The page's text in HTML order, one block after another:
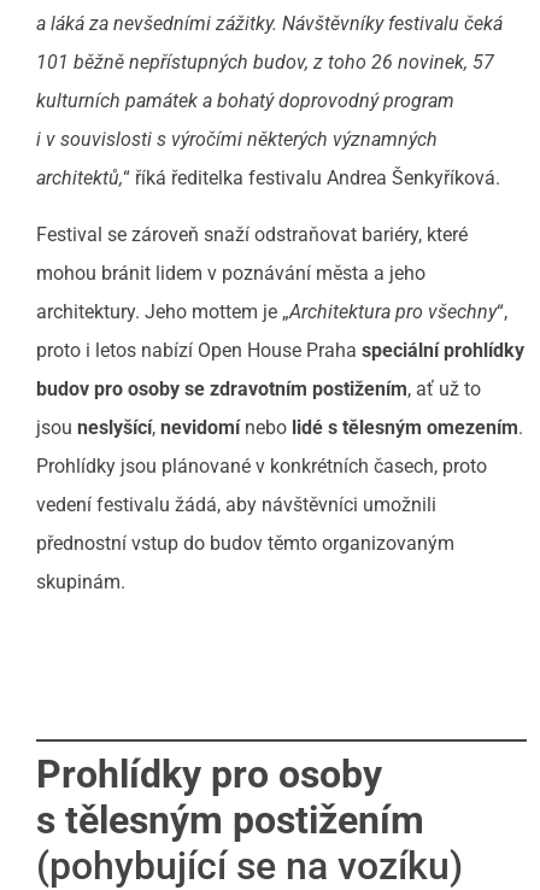
a láká za nevšedními zážitky. Návštěvníky festivalu čeká
101 běžně nepřístupných budov, z toho 26 novinek, 57
kulturních památek a bohatý doprovodný program
i v souvislosti s výročími některých významných
architektů,“ říká ředitelka festivalu Andrea Šenkyříková.
Festival se zároveň snaží odstraňovat bariéry, které
mohou bránit lidem v poznávání města a jeho
architektury. Jeho mottem je „Architektura pro všechny“,
proto i letos nabízí Open House Praha speciální prohlídky
budov pro osoby se zdravotním postižením, ať už to
jsou neslyšící, nevidomí nebo lidé s tělesným omezením.
Prohlídky jsou plánované v konkrétních časech, proto
vedení festivalu žádá, aby návštěvníci umožnili
přednostní vstup do budov těmto organizovaným
skupinám.
Prohlídky pro osoby
s tělesným postižením
(pohybující se na vozíku)